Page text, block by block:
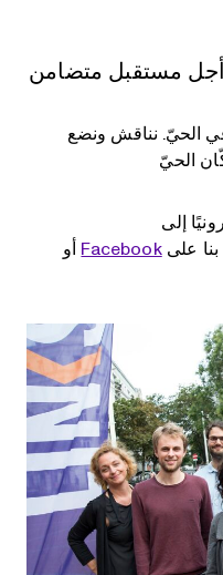
أجل مستقبل متضامن
في الحيّ. نناقش ونضع
الحيّ
إلى
بنا علىFacebook أو